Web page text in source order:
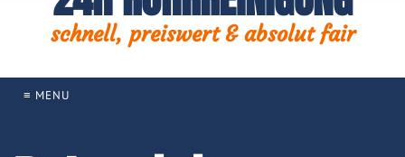
schnell, preiswert & absolut fair
≡ MENU